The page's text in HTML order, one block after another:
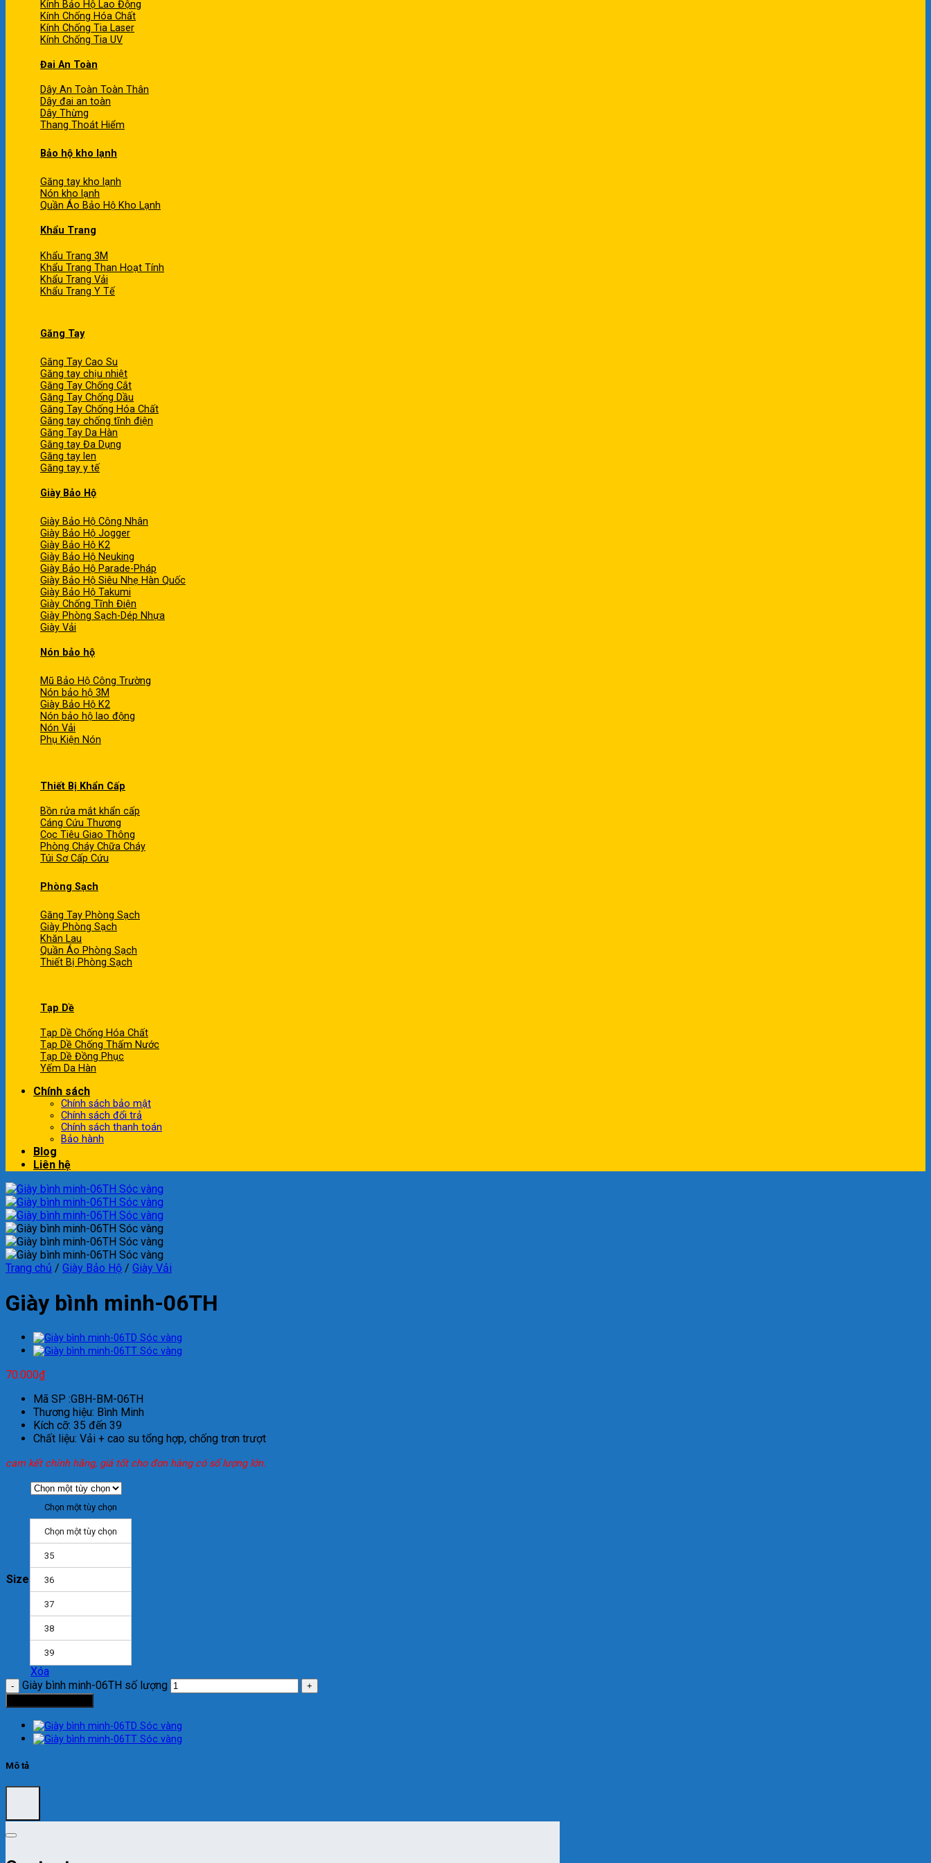
Kính Bảo Hộ Lao Động
Kính Chống Hóa Chất
Kính Chống Tia Laser
Kính Chống Tia UV
Đai An Toàn
Dây An Toàn Toàn Thân
Dây đai an toàn
Dây Thừng
Thang Thoát Hiểm
Bảo hộ kho lạnh
Găng tay kho lạnh
Nón kho lạnh
Quần Áo Bảo Hộ Kho Lạnh
Khẩu Trang
Khẩu Trang 3M
Khẩu Trang Than Hoạt Tính
Khẩu Trang Vải
Khẩu Trang Y Tế
Găng Tay
Găng Tay Cao Su
Găng tay chịu nhiệt
Găng Tay Chống Cắt
Găng Tay Chống Dầu
Găng Tay Chống Hóa Chất
Găng tay chống tĩnh điện
Găng Tay Da Hàn
Găng tay Đa Dụng
Găng tay len
Găng tay y tế
Giày Bảo Hộ
Giày Bảo Hộ Công Nhân
Giày Bảo Hộ Jogger
Giày Bảo Hộ K2
Giày Bảo Hộ Neuking
Giày Bảo Hộ Parade-Pháp
Giày Bảo Hộ Siêu Nhẹ Hàn Quốc
Giày Bảo Hộ Takumi
Giày Chống Tĩnh Điện
Giày Phòng Sạch-Dép Nhựa
Giày Vải
Nón bảo hộ
Mũ Bảo Hộ Công Trường
Nón bảo hộ 3M
Giày Bảo Hộ K2
Nón bảo hộ lao động
Nón Vải
Phụ Kiện Nón
Thiết Bị Khẩn Cấp
Bồn rửa mắt khẩn cấp
Cáng Cứu Thương
Cọc Tiêu Giao Thông
Phòng Cháy Chữa Cháy
Túi Sơ Cấp Cứu
Phòng Sạch
Găng Tay Phòng Sạch
Giày Phòng Sạch
Khăn Lau
Quần Áo Phòng Sạch
Thiết Bị Phòng Sạch
Tạp Dề
Tạp Dề Chống Hóa Chất
Tạp Dề Chống Thấm Nước
Tạp Dề Đồng Phục
Yếm Da Hàn
Chính sách
Chính sách bảo mật
Chính sách đổi trả
Chính sách thanh toán
Bảo hành
Blog
Liên hệ
Trang chủ / Giày Bảo Hộ / Giày Vải
Giày bình minh-06TH
70.000₫
Mã SP :GBH-BM-06TH
Thương hiệu: Bình Minh
Kích cỡ: 35 đến 39
Chất liệu: Vải + cao su tổng hợp, chống trơn trượt
cam kết chính hãng, giá tốt cho đơn hàng có số lượng lớn.
Size
Chọn một tùy chọn
Chọn một tùy chọn
35
36
37
38
39
Xóa
Giày bình minh-06TH số lượng
Mô tả